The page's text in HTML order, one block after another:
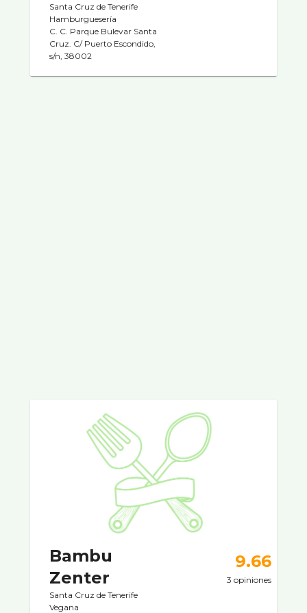
Santa Cruz de Tenerife
Hamburgueserí­a
C. C. Parque Bulevar Santa
Cruz. C/ Puerto Escondido,
s/n, 38002
Bambu
Zenter
Santa Cruz de Tenerife
Vegana
9.66
3 opiniones